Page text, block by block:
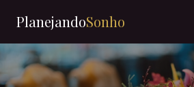
PlanejandoSonho